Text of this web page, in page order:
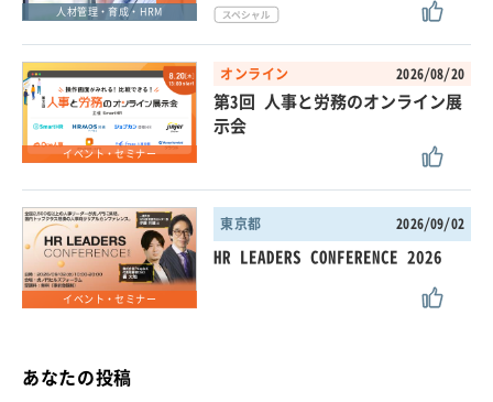
人材管理・育成・HRM
イベント・セミナー
オンライン 2026/08/20
第3回 人事と労務のオンライン展
示会
イベント・セミナー
東京都 2026/09/02
HR LEADERS CONFERENCE 2026
あなたの投稿